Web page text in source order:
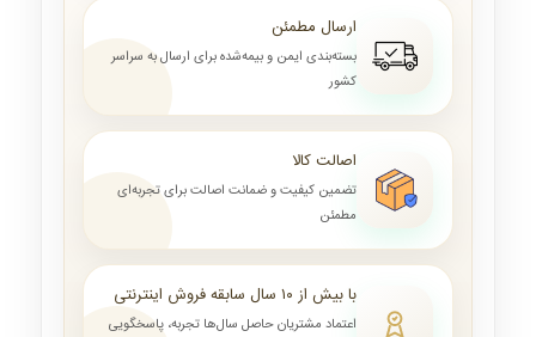
ارسال مطمئن
بسته‌بندی ایمن و بیمه‌شده برای ارسال به سراسر
کشور
اصالت کالا
تضمین کیفیت و ضمانت اصالت برای تجربه‌ای
مطمئن
با بیش از ۱۰ سال سابقه فروش اینترنتی
اعتماد مشتریان حاصل سال‌ها تجربه، پاسخگویی